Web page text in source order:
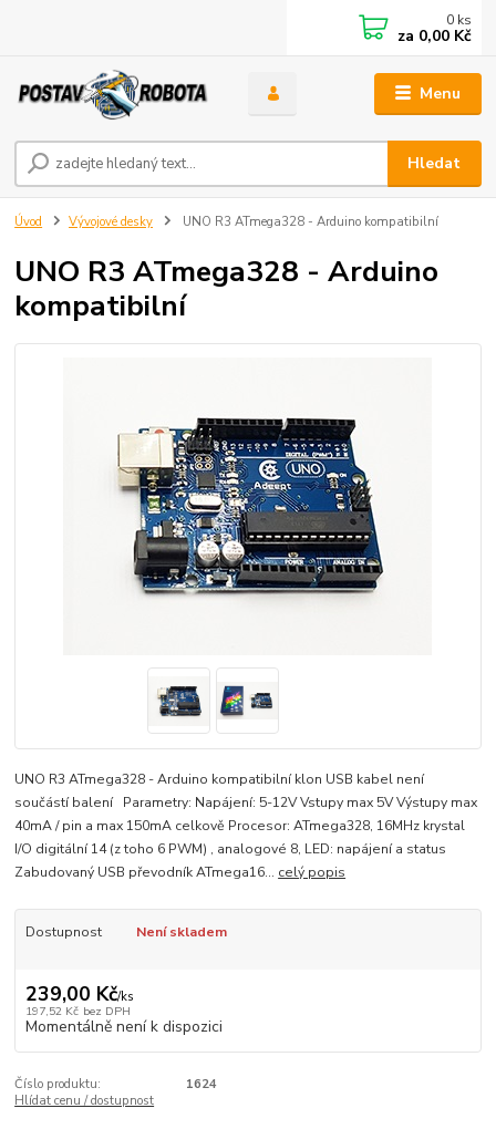
Menu
Hledat
0 ks
za 0,00 Kč
Úvod Vývojové desky UNO R3 ATmega328 - Arduino kompatibilní
UNO R3 ATmega328 - Arduino
kompatibilní
UNO R3 ATmega328 - Arduino kompatibilní klon USB kabel není
součástí balení Parametry: Napájení: 5-12V Vstupy max 5V Výstupy max
40mA / pin a max 150mA celkově Procesor: ATmega328, 16MHz krystal
I/O digitální 14 (z toho 6 PWM) , analogové 8, LED: napájení a status
Zabudovaný USB převodník ATmega16... celý popis
Dostupnost Není skladem
239,00 Kč/ks
197,52 Kč bez DPH
Momentálně není k dispozici
Číslo produktu:
1624
Hlídat cenu / dostupnost